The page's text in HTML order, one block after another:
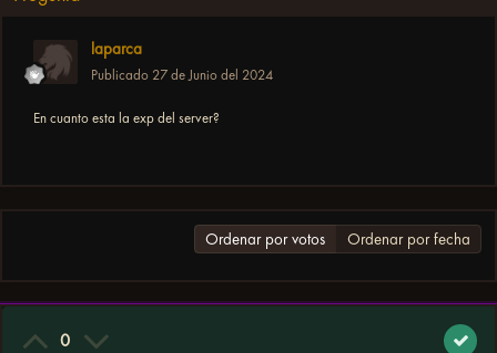
laparca
Publicado 27 de Junio del 2024
En cuanto esta la exp del server?
Ordenar por votos Ordenar por fecha
0